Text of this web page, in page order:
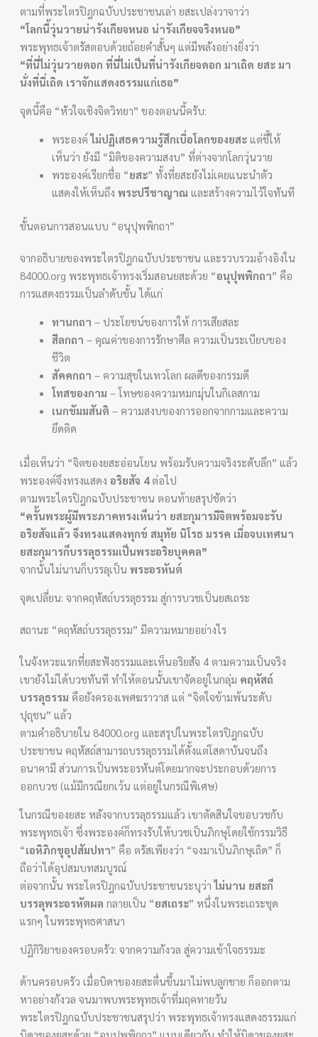
ตามที่พระไตรปิฎกฉบับประชาชนเล่า ยสะเปล่งวาจาว่า
“โลกนี้วุ่นวายน่ารังเกียจหนอ น่ารังเกียจจริงหนอ”
พระพุทธเจ้าตรัสตอบด้วยถ้อยคำสั้นๆ แต่มีพลังอย่างยิ่งว่า
“ที่นี่ไม่วุ่นวายดอก ที่นี่ไม่เป็นที่น่ารังเกียจดอก มาเถิด ยสะ มา
นั่งที่นี่เถิด เราจักแสดงธรรมแก่เธอ”
จุดนี้คือ “หัวใจเชิงจิตวิทยา” ของตอนนี้ครับ:
พระองค์ไม่ปฏิเสธความรู้สึกเบื่อโลกของยสะ แต่ชี้ให้
เห็นว่า ยังมี “มิติของความสงบ” ที่ต่างจากโลกวุ่นวาย
พระองค์เรียกชื่อ “ยสะ” ทั้งที่ยสะยังไม่เคยแนะนำตัว
แสดงให้เห็นถึงพระปรีชาญาณ และสร้างความไว้ใจทันที
ขั้นตอนการสอนแบบ “อนุปุพพิกถา”
จากอธิบายของพระไตรปิฎกฉบับประชาชน และรวบรวมอ้างอิงใน
84000.org พระพุทธเจ้าทรงเริ่มสอนยสะด้วย “อนุปุพพิกถา” คือ
การแสดงธรรมเป็นลำดับขั้น ได้แก่
ทานกถา – ประโยชน์ของการให้ การเสียสละ
สีลกถา – คุณค่าของการรักษาศีล ความเป็นระเบียบของ
ชีวิต
สัคคกถา – ความสุขในเทวโลก ผลดีของกรรมดี
โทสของกาม – โทษของความหมกมุ่นในกิเลสกาม
เนกขัมมสันติ – ความสงบของการออกจากกามและความ
ยึดติด
เมื่อเห็นว่า “จิตของยสะอ่อนโยน พร้อมรับความจริงระดับลึก” แล้ว
พระองค์จึงทรงแสดงอริยสัจ 4ต่อไป
ตามพระไตรปิฎกฉบับประชาชน ตอนท้ายสรุปชัดว่า
“ครั้นพระผู้มีพระภาคทรงเห็นว่า ยสะกุมารมีจิตพร้อมจะรับ
อริยสัจแล้ว จึงทรงแสดงทุกข์ สมุทัย นิโรธ มรรค เมื่อจบเทศนา
ยสะกุมารก็บรรลุธรรมเป็นพระอริยบุคคล”
จากนั้นไม่นานก็บรรลุเป็นพระอรหันต์
จุดเปลี่ยน: จากคฤหัสถ์บรรลุธรรม สู่การบวชเป็นยสเถระ
สถานะ “คฤหัสถ์บรรลุธรรม” มีความหมายอย่างไร
ในจังหวะแรกที่ยสะฟังธรรมและเห็นอริยสัจ 4 ตามความเป็นจริง
เขายังไม่ได้บวชทันที ทำให้ตอนนั้นเขาจัดอยู่ในกลุ่ม คฤหัสถ์
บรรลุธรรม คือยังครองเพศฆราวาส แต่ “จิตใจข้ามพ้นระดับ
ปุถุชน” แล้ว
ตามคำอธิบายใน 84000.org และสรุปในพระไตรปิฎกฉบับ
ประชาชน คฤหัสถ์สามารถบรรลุธรรมได้ตั้งแต่โสดาบันจนถึง
อนาคามี ส่วนการเป็นพระอรหันต์โดยมากจะประกอบด้วยการ
ออกบวช (แม้มีกรณียกเว้น แต่อยู่ในกรณีพิเศษ)
ในกรณีของยสะ หลังจากบรรลุธรรมแล้ว เขาตัดสินใจขอบวชกับ
พระพุทธเจ้า ซึ่งพระองค์ก็ทรงรับให้บวชเป็นภิกษุโดยใช้กรรมวิธี
“เอหิภิกขุอุปสัมปทา” คือ ตรัสเพียงว่า “จงมาเป็นภิกษุเถิด” ก็
ถือว่าได้อุปสมบทสมบูรณ์
ต่อจากนั้น พระไตรปิฎกฉบับประชาชนระบุว่าไม่นาน ยสะก็
บรรลุพระอรหัตผล กลายเป็น “ยสเถระ” หนึ่งในพระเถระชุด
แรกๆ ในพระพุทธศาสนา
ปฏิกิริยาของครอบครัว: จากความกังวล สู่ความเข้าใจธรรมะ
ด้านครอบครัว เมื่อบิดาของยสะตื่นขึ้นมาไม่พบลูกชาย ก็ออกตาม
หาอย่างกังวล จนมาพบพระพุทธเจ้าที่มฤคทายวัน
พระไตรปิฎกฉบับประชาชนสรุปว่า พระพุทธเจ้าทรงแสดงธรรมแก่
บิดาของยสะด้วย “อนุปุพพิกถา” แบบเดียวกัน ทำให้บิดาของยสะ